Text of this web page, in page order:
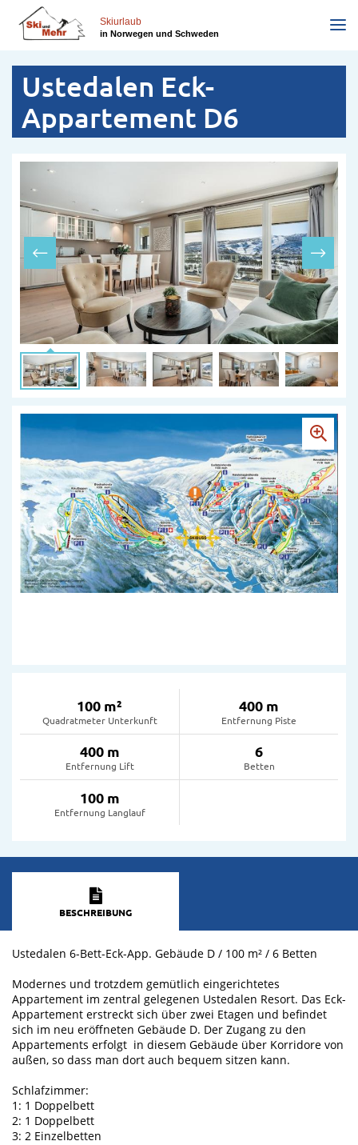
zum
Inhalt
Skiurlaub
in Norwegen und Schweden
Ustedalen Eck-
Appartement D6
100 m²
Quadratmeter Unterkunft
400 m
Entfernung Piste
400 m
Entfernung Lift
6
Betten
100 m
Entfernung Langlauf
BESCHREIBUNG
Ustedalen 6-Bett-Eck-App. Gebäude D / 100 m² / 6 Betten
Modernes und trotzdem gemütlich eingerichtetes
Appartement im zentral gelegenen Ustedalen Resort. Das Eck-
Appartement erstreckt sich über zwei Etagen und befindet
sich im neu eröffneten Gebäude D. Der Zugang zu den
Appartements erfolgt in diesem Gebäude über Korridore von
außen, so dass man dort auch bequem sitzen kann.
Schlafzimmer:
1: 1 Doppelbett
2: 1 Doppelbett
3: 2 Einzelbetten